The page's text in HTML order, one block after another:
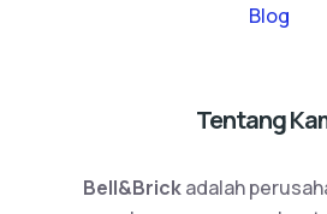
Blog
Tentang
Bell&Brickadalah